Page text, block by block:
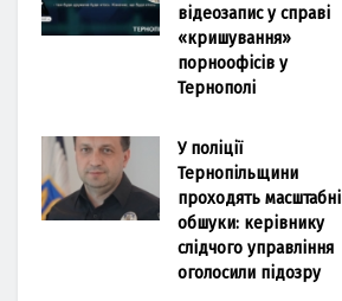
відеозапис у справі
«кришування»
порноофісів у
Тернополі
У поліції
Тернопільщини
проходять масштабні
обшуки: керівнику
слідчого управління
оголосили підозру